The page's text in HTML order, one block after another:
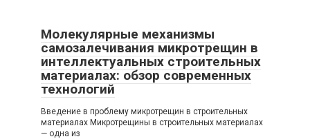
Молекулярные механизмы
самозалечивания микротрещин в
интеллектуальных строительных
материалах: обзор современных
технологий
Введение в проблему микротрещин в строительных
материалах Микротрещины в строительных материалах
— одна из